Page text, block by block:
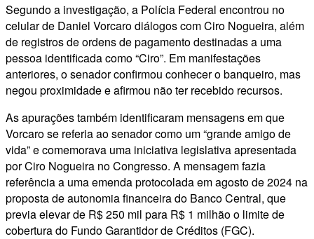
Segundo a investigação, a Polícia Federal encontrou no
celular de Daniel Vorcaro diálogos com Ciro Nogueira, além
de registros de ordens de pagamento destinadas a uma
pessoa identificada como “Ciro”. Em manifestações
anteriores, o senador confirmou conhecer o banqueiro, mas
negou proximidade e afirmou não ter recebido recursos.
As apurações também identificaram mensagens em que
Vorcaro se referia ao senador como um “grande amigo de
vida” e comemorava uma iniciativa legislativa apresentada
por Ciro Nogueira no Congresso. A mensagem fazia
referência a uma emenda protocolada em agosto de 2024 na
proposta de autonomia financeira do Banco Central, que
previa elevar de R$ 250 mil para R$ 1 milhão o limite de
cobertura do Fundo Garantidor de Créditos (FGC).